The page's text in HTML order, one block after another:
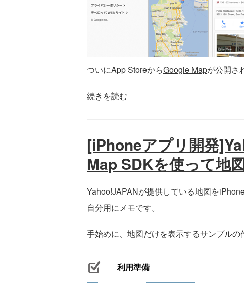
ついにApp StoreからGoogle Mapが公開さ
続きを読む
[iPhoneアプリ開発
Map SDKを使って地
Yahoo!JAPANが提供している地図を
自分用にメモです。
手始めに、地図だけを表示するサンプルの
利用準備